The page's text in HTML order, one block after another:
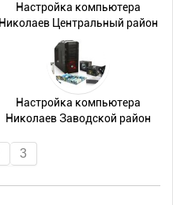
Настройка компьютера
Николаев Центральный район
Настройка компьютера
Николаев Заводской район
3